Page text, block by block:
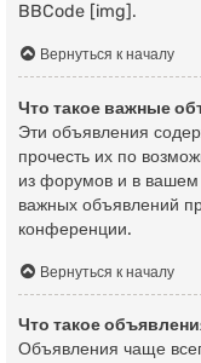
BBCode [img].
Вернуться к началу
Что такое важные
Эти объявления
прочесть их по
из форумов и в вашем
важных объявлений
конференции.
Вернуться к началу
Что такое
Объявления чаще